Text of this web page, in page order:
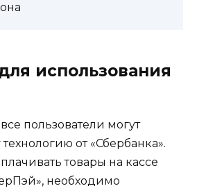
использования
пользователи могут
технологию от «Сбербанка».
товары на кассе
необходимо